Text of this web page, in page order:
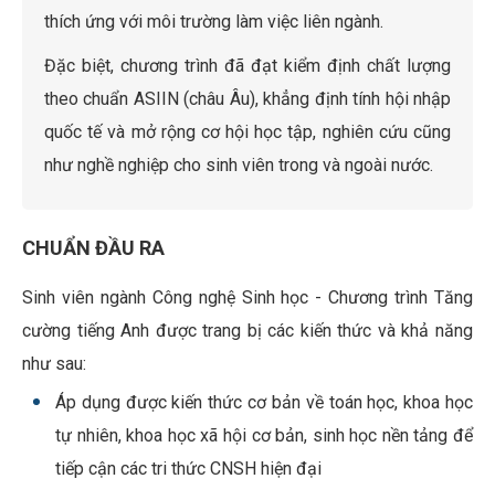
thích ứng với môi trường làm việc liên ngành.
Đặc biệt, chương trình đã đạt kiểm định chất lượng
theo chuẩn ASIIN (châu Âu), khẳng định tính hội nhập
quốc tế và mở rộng cơ hội học tập, nghiên cứu cũng
như nghề nghiệp cho sinh viên trong và ngoài nước.
CHUẨN ĐẦU RA
Sinh viên ngành Công nghệ Sinh học - Chương trình Tăng
cường tiếng Anh được trang bị các kiến thức và khả năng
như sau:
Áp dụng được kiến thức cơ bản về toán học, khoa học
tự nhiên, khoa học xã hội cơ bản, sinh học nền tảng để
tiếp cận các tri thức CNSH hiện đại